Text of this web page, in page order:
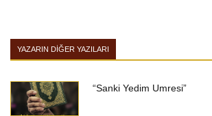
YAZARIN DIĞER YAZILARI
“Sanki Yedim Umresi”